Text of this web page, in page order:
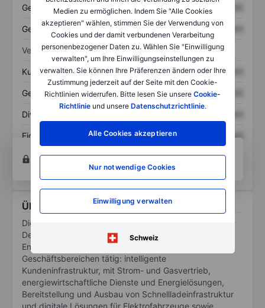
Medien zu ermöglichen. Indem Sie "Alle Cookies
akzeptieren" wählen, stimmen Sie der Verwendung von
Cookies und der damit verbundenen Verarbeitung
personenbezogener Daten zu. Wählen Sie "Einwilligung
verwalten", um Ihre Einwilligungseinstellungen zu
verwalten. Sie können Ihre Präferenzen ändern oder Ihre
Zustimmung jederzeit auf der Seite mit den Cookie-
Richtlinien widerrufen. Bitte lesen Sie unsere Cookie-
Richtlinieund unsere Datenschutzrichtlinie.
Alle Cookies akzeptieren
Nur notwendige Cookies
Einwilligung verwalten
Schweiz
Gesamtvermögen XXXXXXX XXXXXXX
Gesamtschulden XXXXXXX XXXXXXX
Verhältnisse
Kurs/Umsatz XXXXXXX XXXXXXX
Gewinn je Aktie XXXXXXX XXXXXXX
Dividende je Aktie
Eigenkapitalrendite XXXXXXX
XXXXXXX
Konto eröffnenum Zugriff auf mehr Diagramm-
und Analyse-Tools zu erhalten.
Über ENBW Energie Baden-Wuerttemberg AG
Die EnBW Energie Baden-Württemberg AG ist in
Deutschland und anderen Teilen Europas im
Energiesektor tätig. Das Unternehmen ist in drei
Geschäftsbereichen tätig: intelligente
Kundeninfrastruktur, mit Strom- und Gasvertrieb,
energiewirtschaftliche Dienste und Energielösungen,
Bereitstellung und Ausbau von Schnellladeinfrastruktur
und digitale Lösungen für Elektrofahrzeuge sowie